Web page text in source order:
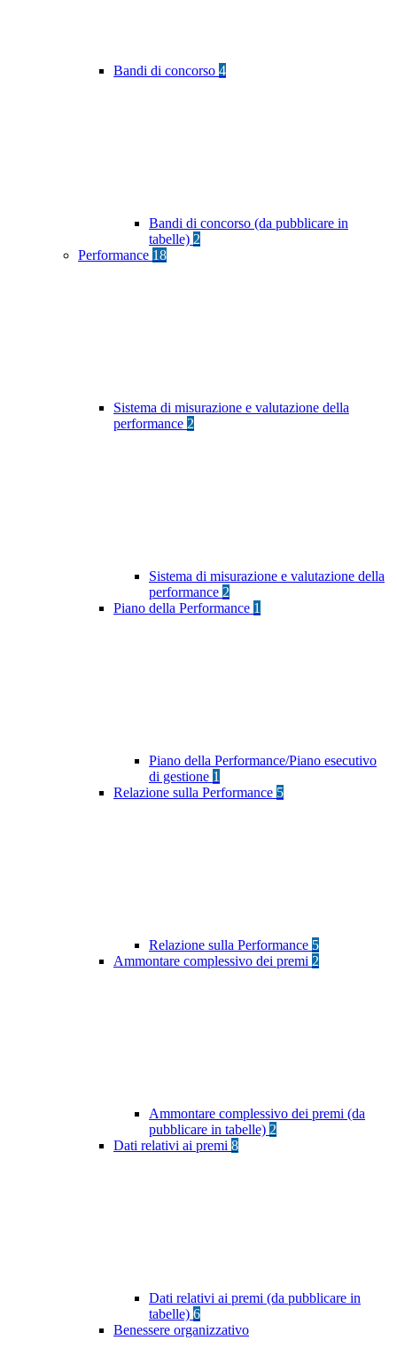
Bandi di concorso 4
Bandi di concorso (da pubblicare in
tabelle) 2
Performance 18
Sistema di misurazione e valutazione della
performance 2
Sistema di misurazione e valutazione della
performance 2
Piano della Performance 1
Piano della Performance/Piano esecutivo
di gestione 1
Relazione sulla Performance 5
Relazione sulla Performance 5
Ammontare complessivo dei premi 2
Ammontare complessivo dei premi (da
pubblicare in tabelle) 2
Dati relativi ai premi 8
Dati relativi ai premi (da pubblicare in
tabelle) 6
Benessere organizzativo